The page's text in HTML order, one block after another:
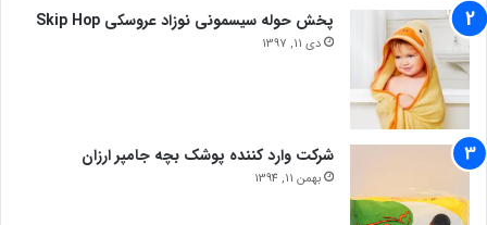
پخش حوله سیسمونی نوزاد عروسکی Skip Hop
دی 11, 1397
شرکت وارد کننده پوشک بچه جامپر ارزان
بهمن 11, 1394